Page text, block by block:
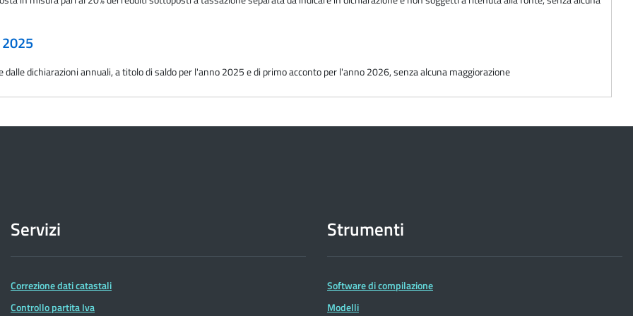
dichiarazioni annuali, a titolo di saldo per l'anno 2025 e di primo acconto per l'anno 2026, senza alcuna maggiorazione
Servizi
Correzione dati catastali
Controllo partita Iva
Strumenti
Software di compilazione
Modelli